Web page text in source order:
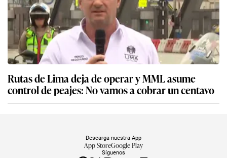
Rutas de Lima deja de operar y MML asume
control de peajes: No vamos a cobrar un centavo
Síguenos
Descarga nuestra App
App StoreGoogle Play